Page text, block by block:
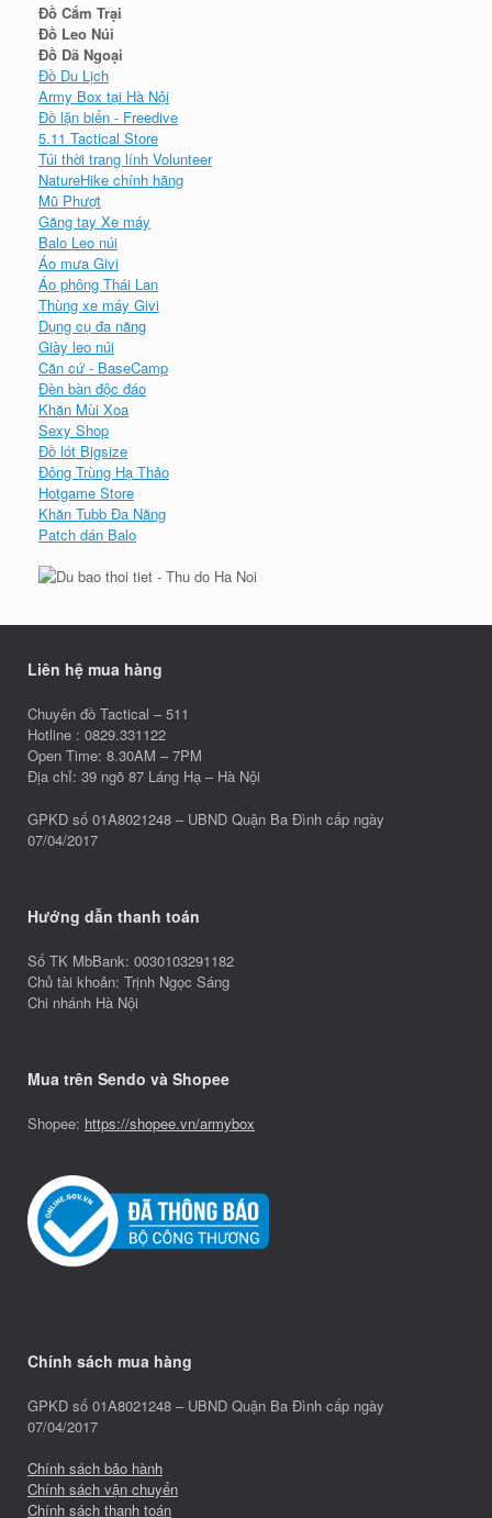
Đồ Cắm Trại
Đồ Leo Núi
Đồ Dã Ngoại
Đồ Du Lịch
Army Box tại Hà Nội
Đồ lặn biển - Freedive
5.11 Tactical Store
Túi thời trang lính Volunteer
NatureHike chính hãng
Mũ Phượt
Găng tay Xe máy
Balo Leo núi
Áo mưa Givi
Áo phông Thái Lan
Thùng xe máy Givi
Dụng cụ đa năng
Giày leo núi
Căn cứ - BaseCamp
Đèn bàn độc đáo
Khăn Mùi Xoa
Sexy Shop
Đồ lót Bigsize
Đông Trùng Hạ Thảo
Hotgame Store
Khăn Tubb Đa Năng
Patch dán Balo
Liên hệ mua hàng
Chuyên đồ Tactical – 511
Hotline : 0829.331122
Open Time: 8.30AM – 7PM
Địa chỉ: 39 ngõ 87 Láng Hạ – Hà Nội
GPKD số 01A8021248 – UBND Quận Ba Đình cấp ngày
07/04/2017
Hướng dẫn thanh toán
Số TK MbBank: 0030103291182
Chủ tài khoản: Trịnh Ngọc Sáng
Chi nhánh Hà Nội
Mua trên Sendo và Shopee
Shopee: https://shopee.vn/armybox
Chính sách mua hàng
GPKD số 01A8021248 – UBND Quận Ba Đình cấp ngày
07/04/2017
Chính sách bảo hành
Chính sách vận chuyển
Chính sách thanh toán